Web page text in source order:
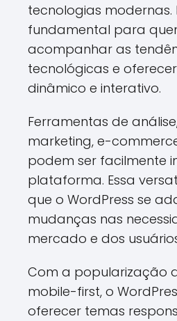
tecnologias modernas.
fundamental para
acompanhar as
tecnológicas e
dinâmico e interativo.
Ferramentas de
marketing, e-
podem ser facilmente
plataforma. Essa
que o WordPress se
mudanças nas
mercado e dos
Com a popularização
mobile-first, o
oferecer temas